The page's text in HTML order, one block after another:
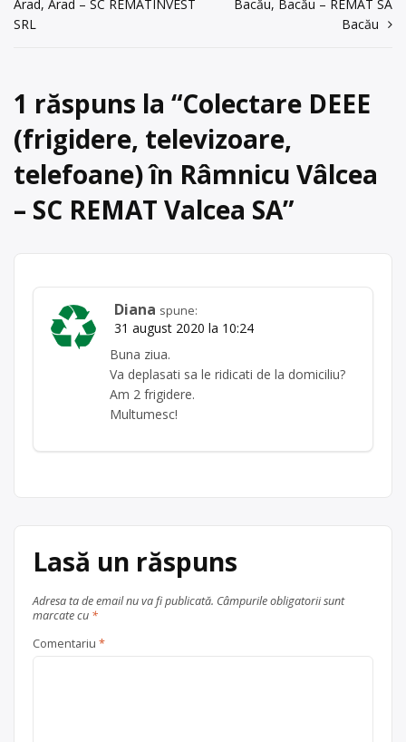
plăci electronice, mașini de spălat,
frigidere, telefoane mobile etc.
Centru de colectare
electrocasnice (DEEE)
, în
județul Vâlcea
Râmnicu Vâlcea
Artene
în
Arad, Arad – SC REMATINVEST
SRL
Bacău, Bacău – REMAT SA
Bacău
1 răspuns la “Colectare DEEE
(frigidere, televizoare,
telefoane) în Râmnicu Vâlcea
– SC REMAT Valcea SA”
Diana spune:
31 august 2020 la 10:24
Buna ziua.
Va deplasati sa le ridicati de la domiciliu?
Am 2 frigidere.
Multumesc!
Lasă un răspuns
Adresa ta de email nu va fi publicată. Câmpurile obligatorii sunt
marcate cu *
Comentariu *